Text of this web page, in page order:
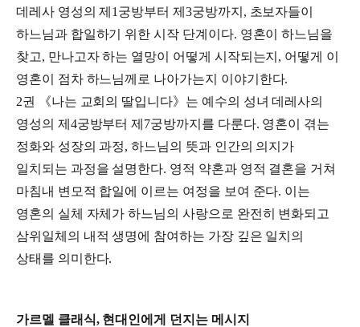
데레사 영성의 제1궁방부터 제3궁방까지, 초보자들이
하느님과 합일하기 위한 시작 단계이다. 영혼이 하느님을
찾고, 만나고자 하는 열망이 어떻게 시작되는지, 어떻게 이
영혼이 점차 하느님께로 나아가는지 이야기한다.
2권 《나는 교회의 딸입니다》는 예수의 성녀 데레사의
영성의 제4궁방부터 제7궁방까지를 다룬다. 영혼이 겪는
정화와 성장의 과정, 하느님의 뜻과 인간의 의지가
일치되는 과정을 설명한다. 영적 약혼과 영적 결혼을 거쳐
마침내 변모적 합일에 이르는 여정을 보여 준다. 이는
영혼의 실체 자체가 하느님의 사랑으로 완전히 변화되고
삼위일체의 내적 생명에 참여하는 가장 깊은 일치의
상태를 의미한다.
가르멜 클래식, 현대인에게 던지는 메시지